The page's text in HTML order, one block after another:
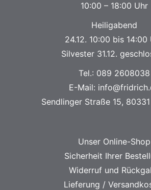
10:00 – 18:00 Uhr
Heiligabend
24.12. 10:00 bis 14:00
Silvester 31.12.
Tel.: 089 2608038
E-Mail:
Sendlinger Straße 15,
Unser Online-Shop
Sicherheit Ihrer
Widerruf und
Lieferung /